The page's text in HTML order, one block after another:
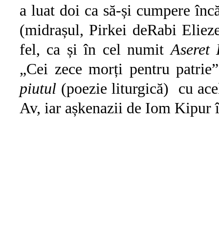
a luat doi ca să-și cumpere
(midrașul, Pirkei deRabi
fel, ca și în cel numit Aseret
„Cei zece morți pentru
piutul (poezie liturgică) cu
Av, iar așkenazii de Iom Kipur